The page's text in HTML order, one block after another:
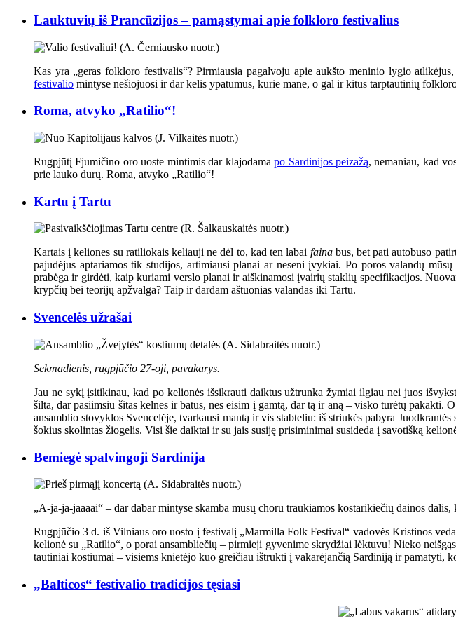
Lauktuvių iš Prancūzijos – pamąstymai apie folkloro festivalius
Kas yra „geras folkloro festivalis“? Pirmiausia pagalvoju apie aukšto meninio lygio
festivalio mintyse nešiojuosi ir dar kelis ypatumus, kurie mane, o gal ir kitus tarptautinių
Roma, atvyko „Ratilio“!
Rugpjūtį Fjumičino oro uoste mintimis dar klajodamapo Sardinijos peizažą, nemaniau, kad
prie lauko durų. Roma, atvyko „Ratilio“!
Kartu į Tartu
Kartais į keliones su ratiliokais keliauji ne dėl to, kad ten labai fainabus, bet pati autobuso
pajudėjus aptariamos tik studijos, artimiausi planai ar neseni įvykiai. Po poros valandų
prabėga ir girdėti, kaip kuriami verslo planai ir aiškinamosi įvairių staklių specifikacijos.
krypčių bei teorijų apžvalga? Taip ir dardam aštuonias valandas iki Tartu.
Svencelės užrašai
Sekmadienis, rugpjūčio 27-oji, pavakarys.
Jau ne sykį įsitikinau, kad po kelionės išsikrauti daiktus užtrunka žymiai ilgiau nei juos
šilta, dar pasiimsiu šitas kelnes ir batus, nes eisim į gamtą, dar tą ir aną – visko turėtų
ansamblio stovyklos Svencelėje, tvarkausi mantą ir vis stabteliu: iš striukės pabyra
šokius skolintas žiogelis. Visi šie daiktai ir su jais susiję prisiminimai susideda į savotišką
Bemiegė spalvingoji Sardinija
„A-ja-ja-jaaaai“ – dar dabar mintyse skamba mūsų choru traukiamos kostarikiečių dainos
Rugpjūčio 3 d. iš Vilniaus oro uosto į festivalį „Marmilla Folk Festival“ vadovės Kristinos
kelionė su „Ratilio“, o porai ansambliečių – pirmieji gyvenime skrydžiai lėktuvu! Nieko
tautiniai kostiumai – visiems knietėjo kuo greičiau ištrūkti į vakarėjančią Sardiniją ir pamatyti,
„Balticos“ festivalio tradicijos tęsiasi